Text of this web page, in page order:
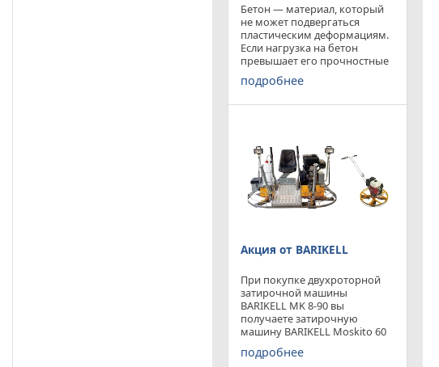
Бетон — материал, который
не может подвергаться
пластическим деформациям.
Если нагрузка на бетон
превышает его прочностные
характеристики, то он
попросту растрескивается.
подробнее
Акция от BARIKELL
При покупке двухроторной
затирочной машины
BARIKELL MK 8-90 вы
получаете затирочную
машину BARIKELL Moskito 60
абсолютно бесплатно
подробнее